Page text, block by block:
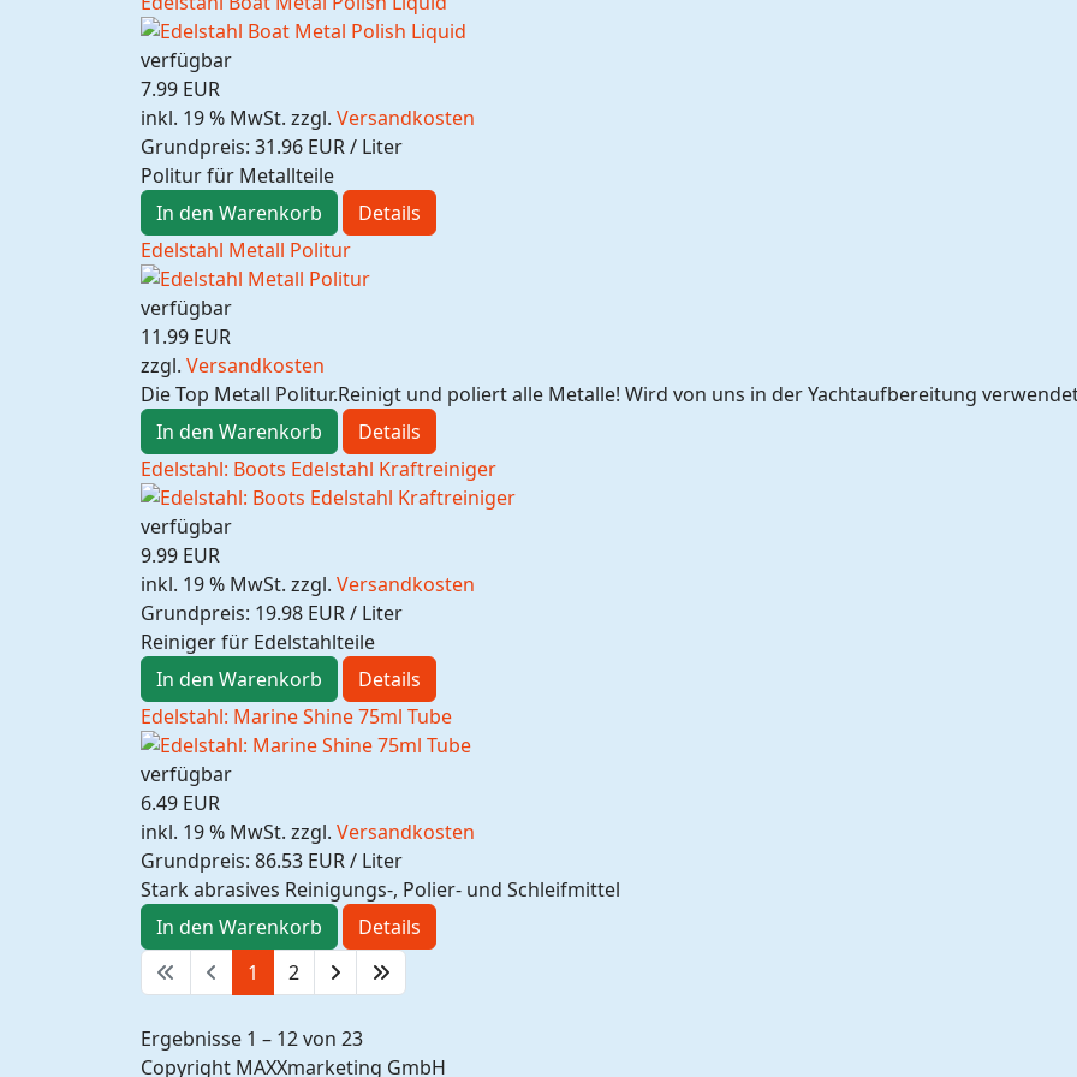
verfügbar
7.99 EUR
inkl. 19 % MwSt. zzgl. Versandkosten
Grundpreis: 31.96 EUR / Liter
Politur für Metallteile
In den Warenkorb
Details
Edelstahl Metall Politur
verfügbar
11.99 EUR
zzgl. Versandkosten
Die Top Metall Politur.Reinigt und poliert alle Metalle! Wird von uns in der Yachtaufbereitung
In den Warenkorb
Details
Edelstahl: Boots Edelstahl Kraftreiniger
verfügbar
9.99 EUR
inkl. 19 % MwSt. zzgl. Versandkosten
Grundpreis: 19.98 EUR / Liter
Reiniger für Edelstahlteile
In den Warenkorb
Details
Edelstahl: Marine Shine 75ml Tube
verfügbar
6.49 EUR
inkl. 19 % MwSt. zzgl. Versandkosten
Grundpreis: 86.53 EUR / Liter
Stark abrasives Reinigungs-, Polier- und Schleifmittel
In den Warenkorb
Details
1
2
Ergebnisse 1 – 12 von 23
Copyright MAXXmarketing GmbH